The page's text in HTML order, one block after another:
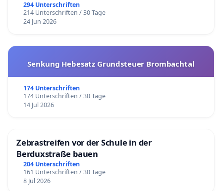
294 Unterschriften
214 Unterschriften / 30 Tage
24 Jun 2026
Senkung Hebesatz Grundsteuer Brombachtal
174 Unterschriften
174 Unterschriften / 30 Tage
14 Jul 2026
Zebrastreifen vor der Schule in der
Berduxstraße bauen
204 Unterschriften
161 Unterschriften / 30 Tage
8 Jul 2026